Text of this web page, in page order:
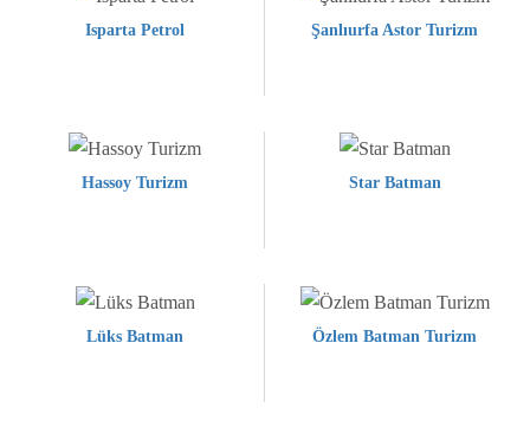
Isparta Petrol Şanlıurfa Astor Turizm
Hassoy Turizm Star Batman
Lüks Batman Özlem Batman Turizm